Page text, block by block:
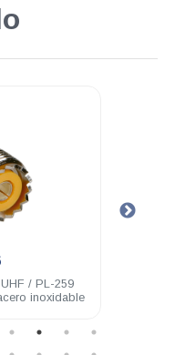
/ PL-259
inoxidable